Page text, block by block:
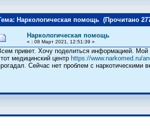
Наркологическая помощь (Прочитано
Наркологическая помощь
« : 08 Март 2021, 12:51:39 »
привет. Хочу поделиться информацией.
медицинский центр https://www.narkomed.ru/
Сейчас нет проблем с наркотическими